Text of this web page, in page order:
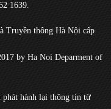
1639.
Truyền thông Hà Nội cấp
by Ha Noi Deparment of
hành lại thông tin từ